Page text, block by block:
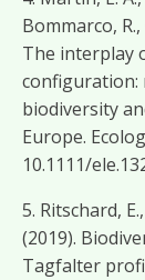
Bommarco,
The interplay
configuration:
biodiversity
Europe.
10.1111/
5. Ritschard,
(2019).
Tagfalter